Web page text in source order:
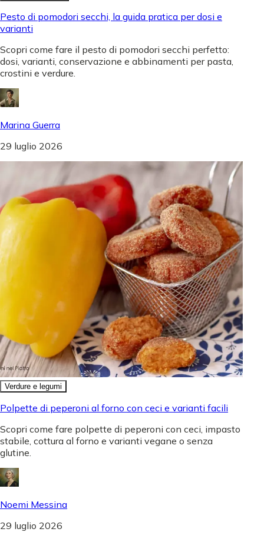
Pesto di pomodori secchi, la guida pratica per dosi e
varianti
Scopri come fare il pesto di pomodori secchi perfetto:
dosi, varianti, conservazione e abbinamenti per pasta,
crostini e verdure.
Marina Guerra
29 luglio 2026
Verdure e legumi
Polpette di peperoni al forno con ceci e varianti facili
Scopri come fare polpette di peperoni con ceci, impasto
stabile, cottura al forno e varianti vegane o senza
glutine.
Noemi Messina
29 luglio 2026